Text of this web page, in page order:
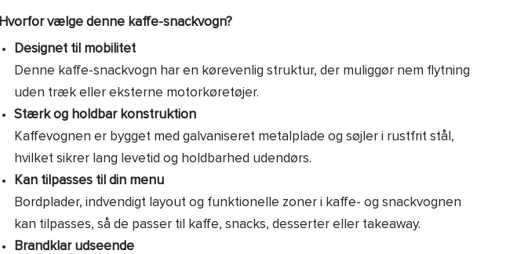
Hvorfor vælge denne kaffe-snackvogn?
Designet til mobilitet
Denne kaffe-snackvogn har en kørevenlig struktur, der muliggør nem flytning
uden træk eller eksterne motorkøretøjer.
Stærk og holdbar konstruktion
Kaffevognen er bygget med galvaniseret metalplade og søjler i rustfrit stål,
hvilket sikrer lang levetid og holdbarhed udendørs.
Kan tilpasses til din menu
Bordplader, indvendigt layout og funktionelle zoner i kaffe- og snackvognen
kan tilpasses, så de passer til kaffe, snacks, desserter eller takeaway.
Brandklar udseende